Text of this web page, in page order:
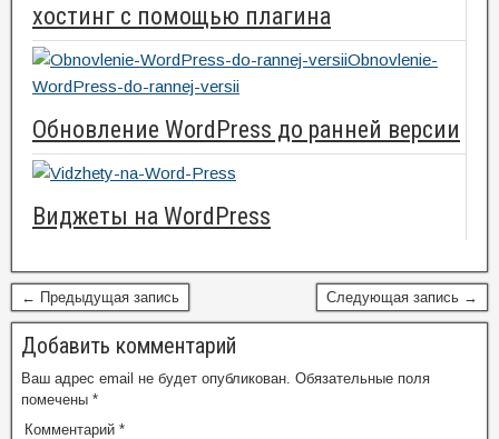
хостинг с помощью плагина
Обновление WordPress до ранней версии
Виджеты на WordPress
← Предыдущая запись Следующая запись →
Добавить комментарий
Ваш адрес email не будет опубликован. Обязательные поля
помечены *
Комментарий *